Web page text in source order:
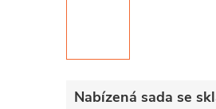
Nabízená sada se